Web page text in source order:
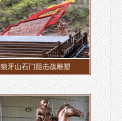
狼牙山石门阻击战雕塑